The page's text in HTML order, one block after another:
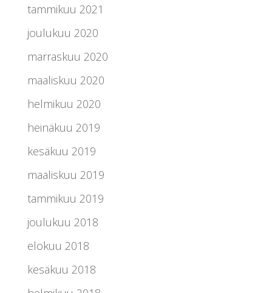
tammikuu 2021
joulukuu 2020
marraskuu 2020
maaliskuu 2020
helmikuu 2020
heinäkuu 2019
kesäkuu 2019
maaliskuu 2019
tammikuu 2019
joulukuu 2018
elokuu 2018
kesäkuu 2018